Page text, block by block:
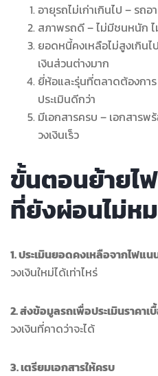
อายุรถไม่เก่าเกินไป – รถอ
สภาพรถดี – ไม่มีชนหนัก ไ
ยอดหนี้คงเหลือไม่สูงเกิน
เงินส่วนต่างมาก
ยี่ห้อและรุ่นที่ตลาดต้องก
ประเมินดีกว่า
มีเอกสารครบ – เอกสารพ
วงเงินเร็ว
ขั้นตอนย้ายไ
ที่ยังผ่อนไม่ห
1. ประเมินยอดคงเหลือจากไฟแ
วงเงินใหม่ได้เท่าไหร่
2. ส่งข้อมูลรถเพื่อประเมินราคาเ
วงเงินที่คาดว่าจะได้
3. เตรียมเอกสารให้ครบ